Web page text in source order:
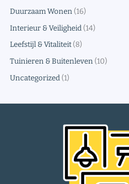
Duurzaam Wonen (16)
Interieur & Veiligheid (14)
Leefstijl & Vitaliteit (8)
Tuinieren & Buitenleven (10)
Uncategorized (1)